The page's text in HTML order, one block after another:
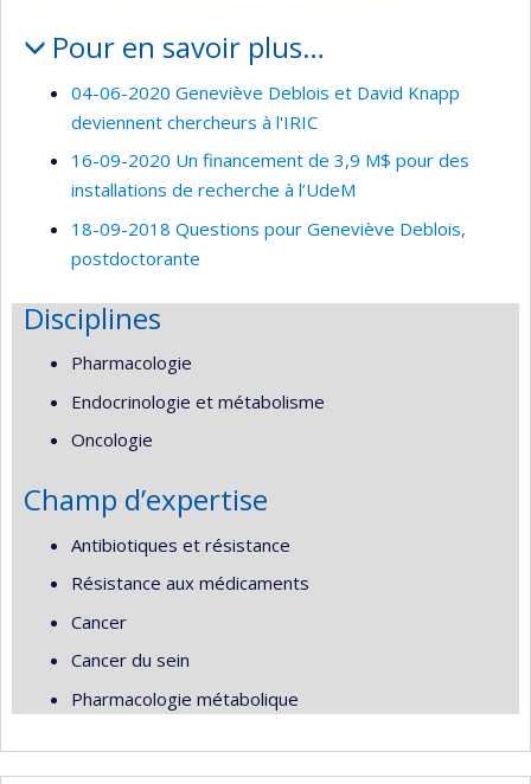
Pour en savoir plus…
04-06-2020 Geneviève Deblois et David Knapp
deviennent chercheurs à l'IRIC
16-09-2020 Un financement de 3,9 M$ pour des
installations de recherche à l’UdeM
18-09-2018 Questions pour Geneviève Deblois,
postdoctorante
Disciplines
Pharmacologie
Endocrinologie et métabolisme
Oncologie
Champ d’expertise
Antibiotiques et résistance
Résistance aux médicaments
Cancer
Cancer du sein
Pharmacologie métabolique